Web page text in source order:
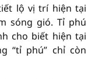
lộ vị trí hiện tại
sóng gió. Tỉ phú
cho biết hiện tại
“tỉ phú” chỉ còn